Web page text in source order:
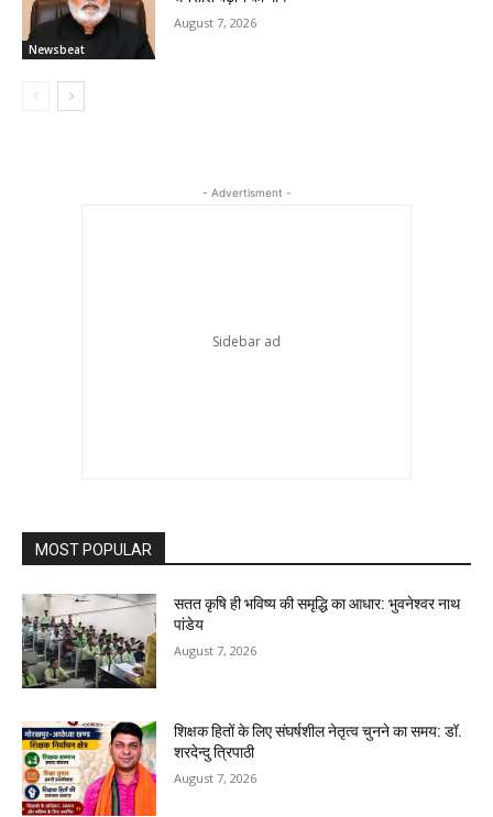
Newsbeat
August 7, 2026
- Advertisment -
MOST POPULAR
सतत कृषि ही भविष्य की समृद्धि का आधार: भुवनेश्वर नाथ
पांडेय
August 7, 2026
शिक्षक हितों के लिए संघर्षशील नेतृत्व चुनने का समय: डॉ.
शरदेन्दु त्रिपाठी
August 7, 2026